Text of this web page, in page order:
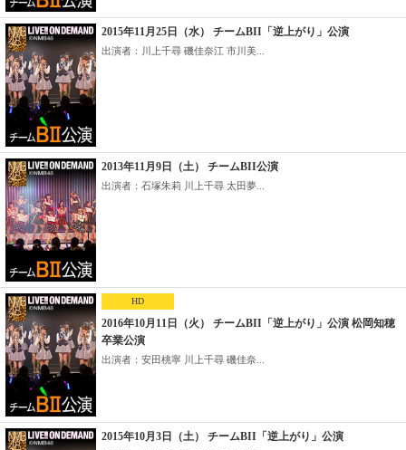
2015年11月25日（水） チームBII「逆上がり」公演
出演者：川上千尋 磯佳奈江 市川美...
2013年11月9日（土） チームBII公演
出演者：石塚朱莉 川上千尋 太田夢...
HD
2016年10月11日（火） チームBII「逆上がり」公演 松岡知穂
卒業公演
出演者：安田桃寧 川上千尋 磯佳奈...
2015年10月3日（土） チームBII「逆上がり」公演